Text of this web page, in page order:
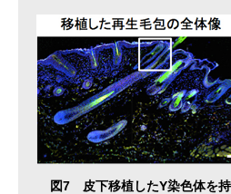
図7 皮下移植したY染色体を